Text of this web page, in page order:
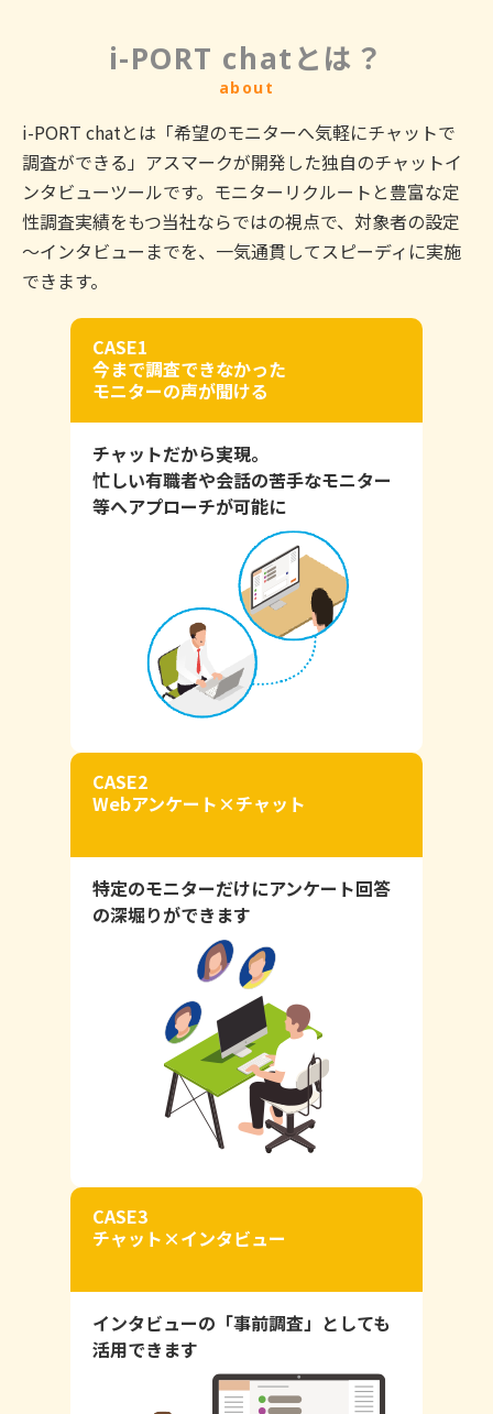
i-PORT chatとは？
about
i-PORT chatとは「希望のモニターへ気軽にチャットで
調査ができる」アスマークが開発した独自のチャットイ
ンタビューツールです。モニターリクルートと豊富な定
性調査実績をもつ当社ならではの視点で、対象者の設定
～インタビューまでを、一気通貫してスピーディに実施
できます。
CASE1
今まで調査できなかった
モニターの声が聞ける
チャットだから実現。
忙しい有職者や会話の苦手なモニター
等へアプローチが可能に
CASE2
Webアンケート×チャット
特定のモニターだけにアンケート回答
の深堀りができます
CASE3
チャット×インタビュー
インタビューの「事前調査」としても
活用できます